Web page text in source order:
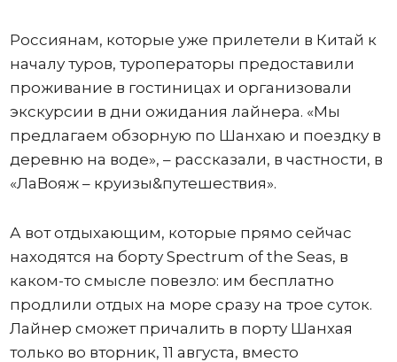
Россиянам, которые уже прилетели в Китай к
началу туров, туроператоры предоставили
проживание в гостиницах и организовали
экскурсии в дни ожидания лайнера. «Мы
предлагаем обзорную по Шанхаю и поездку в
деревню на воде», – рассказали, в частности, в
«ЛаВояж – круизы&путешествия».
А вот отдыхающим, которые прямо сейчас
находятся на борту Spectrum of the Seas, в
каком-то смысле повезло: им бесплатно
продлили отдых на море сразу на трое суток.
Лайнер сможет причалить в порту Шанхая
только во вторник, 11 августа, вместо